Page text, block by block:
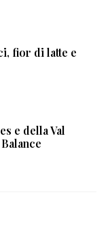
fior di latte e
e della Val